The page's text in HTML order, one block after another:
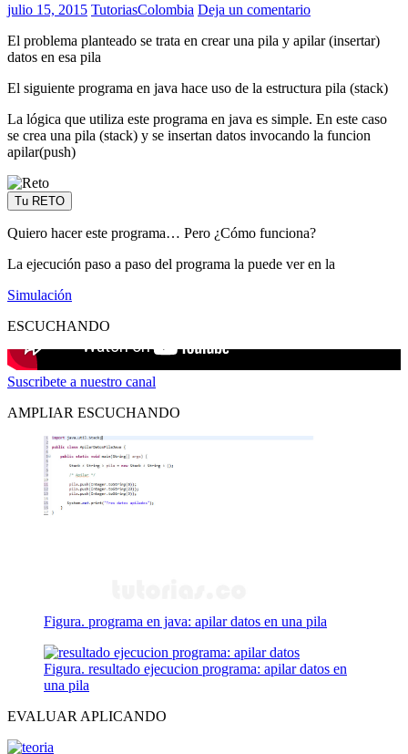
julio 15, 2015 TutoriasColombia Deja un comentario
El problema planteado se trata en crear una pila y apilar (insertar)
datos en esa pila
El siguiente programa en java hace uso de la estructura pila (stack)
La lógica que utiliza este programa en java es simple. En este caso
se crea una pila (stack) y se insertan datos invocando la funcion
apilar(push)
Tu RETO
Quiero hacer este programa… Pero ¿Cómo funciona?
La ejecución paso a paso del programa la puede ver en la
Simulación
ESCUCHANDO
Suscribete a nuestro canal
AMPLIAR ESCUCHANDO
Figura. programa en java: apilar datos en una pila
Figura. resultado ejecucion programa: apilar datos en
una pila
EVALUAR APLICANDO